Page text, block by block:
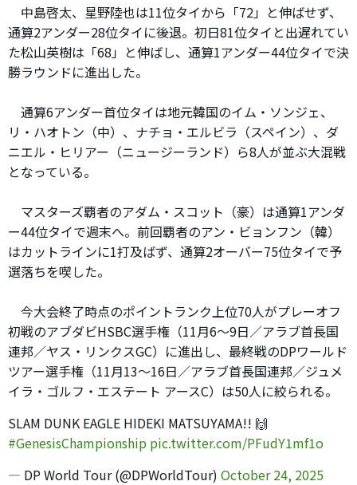
中島啓太、星野陸也は11位タイから「72」と伸ばせず、
通算2アンダー28位タイに後退。初日81位タイと出遅れてい
た松山英樹は「68」と伸ばし、通算1アンダー44位タイで決
勝ラウンドに進出した。
通算6アンダー首位タイは地元韓国のイム・ソンジェ、
リ・ハオトン（中）、ナチョ・エルビラ（スペイン）、ダ
ニエル・ヒリアー（ニュージーランド）ら8人が並ぶ大混戦
となっている。
マスターズ覇者のアダム・スコット（豪）は通算1アンダ
ー44位タイで週末へ。前回覇者のアン・ビョンフン（韓）
はカットラインに1打及ばず、通算2オーバー75位タイで予
選落ちを喫した。
今大会終了時点のポイントランク上位70人がプレーオフ
初戦のアブダビHSBC選手権（11月6～9日／アラブ首長国
連邦／ヤス・リンクスGC）に進出し、最終戦のDPワールド
ツアー選手権（11月13～16日／アラブ首長国連邦／ジュメ
イラ・ゴルフ・エステート アースC）は50人に絞られる。
SLAM DUNK EAGLE HIDEKI MATSUYAMA!! 🙌
#GenesisChampionship pic.twitter.com/PFudY1mf1o
— DP World Tour (@DPWorldTour) October 24, 2025